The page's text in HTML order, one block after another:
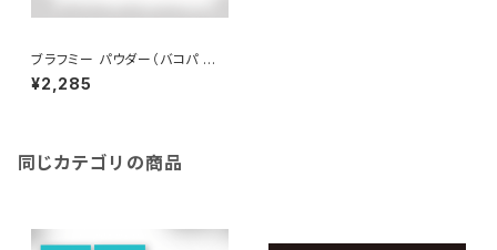
ブラフミー パウダー（バコパ モ
ニエラ）（100g）Brahmi Powd
er (Bacopa Monniera)
¥2,285
同じカテゴリの商品